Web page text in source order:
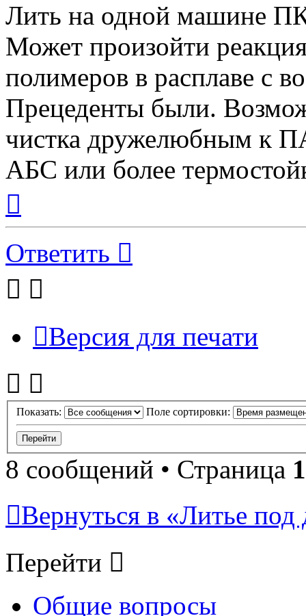
Лить на одной машине
Может произойти
полимеров в расплаве с
Прецеденты были.
чистка дружелюбным к
АБС или более
началу
Ответить
Версия для печати
Показать: Поле сортировки:
8 сообщений • Страница 1
Вернуться в «Литье
Перейти
Общие вопросы